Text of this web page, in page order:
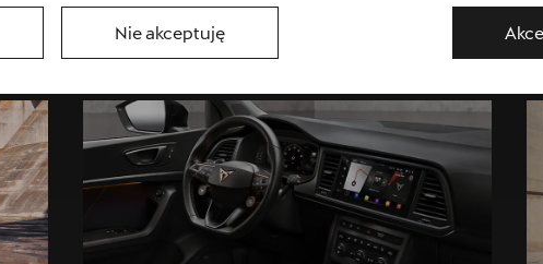
Nie akceptuję